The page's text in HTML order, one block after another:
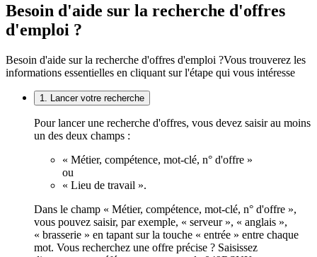
Besoin d'aide sur la recherche d'offres
d'emploi ?
Besoin d'aide sur la recherche d'offres d'emploi ?Vous trouverez les
informations essentielles en cliquant sur l'étape qui vous intéresse
1. Lancer votre recherche
Pour lancer une recherche d'offres, vous devez saisir au moins
un des deux champs :
« Métier, compétence, mot-clé, n° d'offre »
ou
« Lieu de travail ».
Dans le champ « Métier, compétence, mot-clé, n° d'offre »,
vous pouvez saisir, par exemple, « serveur », « anglais »,
« brasserie » en tapant sur la touche « entrée » entre chaque
mot. Vous recherchez une offre précise ? Saisissez